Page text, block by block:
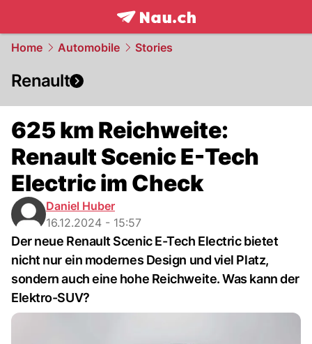
frontpage.NAU.ch
Home Automobile Stories
Renault
625 km Reichweite:
Renault Scenic E-Tech
Electric im Check
Daniel Huber
16.12.2024 - 15:57
Der neue Renault Scenic E-Tech Electric bietet
nicht nur ein modernes Design und viel Platz,
sondern auch eine hohe Reichweite. Was kann der
Elektro-SUV?